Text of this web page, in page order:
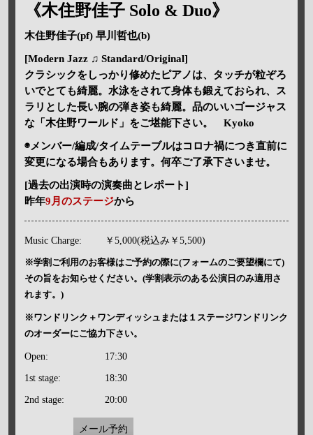
《木住野佳子 Solo & Duo》
木住野佳子(pf) 早川哲也(b)
[Modern Jazz ♫ Standard/Original]
クラシックをしっかり修めたピアノは、タッチが粒ぞろ
いでとても綺麗。水泳をされて身体も鍛えておられ、ス
ラリとした長い腕の弾き姿も綺麗。品のいいゴージャス
な「木住野ワールド」をご堪能下さい。 Kyoko
◉メンバー/編成/タイムテーブルはコロナ禍につき直前に
変更になる場合もあります。何卒ご了承下さいませ。
[過去の出演時の演奏曲とレポート]
昨年9月のステージから
Music Charge: ￥5,000(税込み￥5,500)
※学割ご利用のお客様はご予約の際に(フォームのご要望欄にて)
その旨をお知らせください。(学割表示のある公演日のみ適用さ
れます。)
※ワンドリンク＋ワンディッシュまたは１ステージワンドリンク
のオーダーにご協力下さい。
Open: 17:30
1st stage: 18:30
2nd stage: 20:00
メール予約